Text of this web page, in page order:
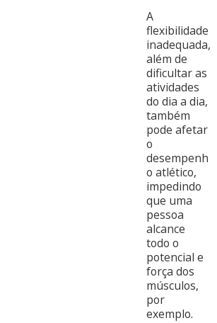
A
flexibilidade
inadequada,
além de
dificultar as
atividades
do dia a dia,
também
pode afetar
o
desempenh
o atlético,
impedindo
que uma
pessoa
alcance
todo o
potencial e
força dos
músculos,
por
exemplo.